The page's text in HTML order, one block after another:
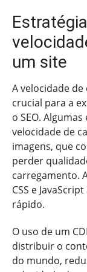
um site
A velocidade
crucial para a
o SEO.
velocidade de
imagens, que
perder
carregamento.
CSS e
rápido.
O uso de um
distribuir o
do mundo,